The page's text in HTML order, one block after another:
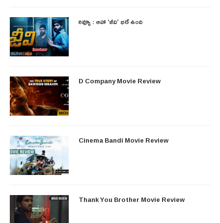
రివ్యూ : ఆహా ‘జీవి’ భలే ఉంది
D Company Movie Review
Cinema Bandi Movie Review
Thank You Brother Movie Review